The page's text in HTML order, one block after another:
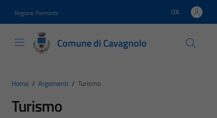
Regione Piemonte Lingua attiva:
ITA
Comune di Cavagnolo
Home / Argomenti / Turismo
Turismo